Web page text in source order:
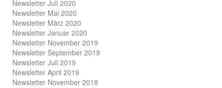
Newsletter Juli 2020
Newsletter Mai 2020
Newsletter März 2020
Newsletter Januar 2020
Newsletter November 2019
Newsletter September 2019
Newsletter Juli 2019
Newsletter April 2019
Newsletter November 2018